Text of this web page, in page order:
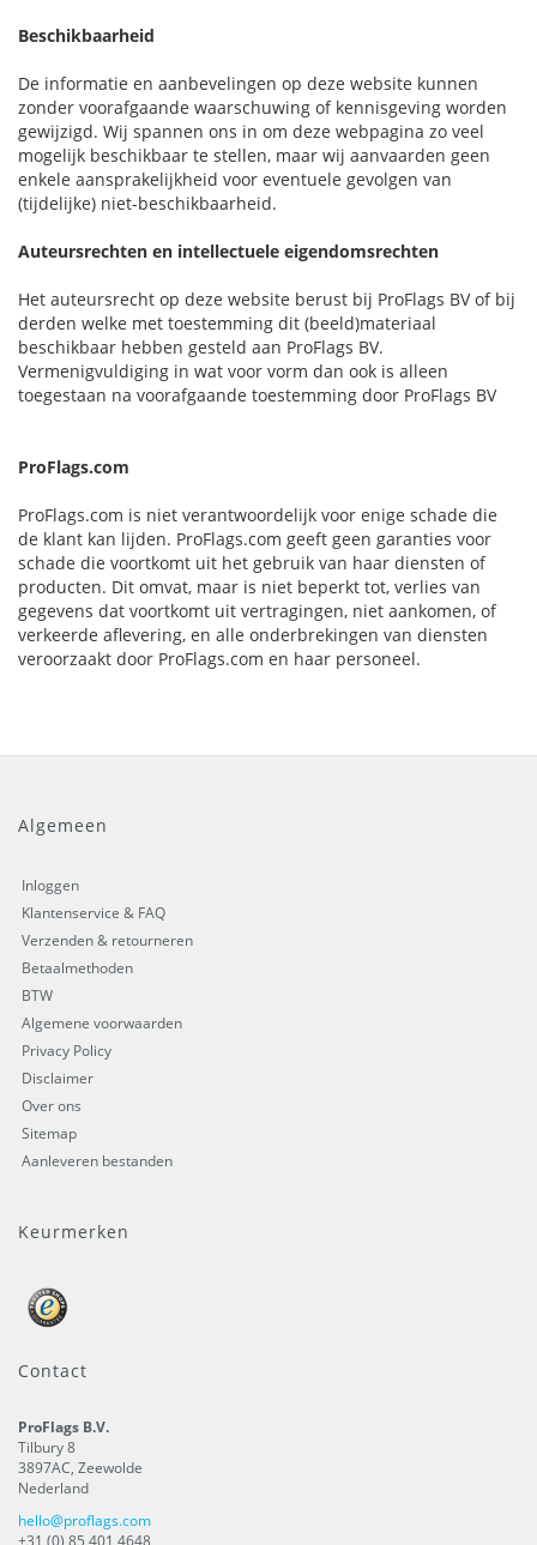
Beschikbaarheid
De informatie en aanbevelingen op deze website kunnen
zonder voorafgaande waarschuwing of kennisgeving worden
gewijzigd. Wij spannen ons in om deze webpagina zo veel
mogelijk beschikbaar te stellen, maar wij aanvaarden geen
enkele aansprakelijkheid voor eventuele gevolgen van
(tijdelijke) niet-beschikbaarheid.
Auteursrechten en intellectuele eigendomsrechten
Het auteursrecht op deze website berust bij ProFlags BV of bij
derden welke met toestemming dit (beeld)materiaal
beschikbaar hebben gesteld aan ProFlags BV.
Vermenigvuldiging in wat voor vorm dan ook is alleen
toegestaan na voorafgaande toestemming door ProFlags BV
ProFlags.com
ProFlags.com is niet verantwoordelijk voor enige schade die
de klant kan lijden. ProFlags.com geeft geen garanties voor
schade die voortkomt uit het gebruik van haar diensten of
producten. Dit omvat, maar is niet beperkt tot, verlies van
gegevens dat voortkomt uit vertragingen, niet aankomen, of
verkeerde aflevering, en alle onderbrekingen van diensten
veroorzaakt door ProFlags.com en haar personeel.
Algemeen
Inloggen
Klantenservice & FAQ
Verzenden & retourneren
Betaalmethoden
BTW
Algemene voorwaarden
Privacy Policy
Disclaimer
Over ons
Sitemap
Aanleveren bestanden
Keurmerken
Contact
ProFlags B.V.
Tilbury 8
3897AC, Zeewolde
Nederland
hello@proflags.com
+31 (0) 85 401 4648